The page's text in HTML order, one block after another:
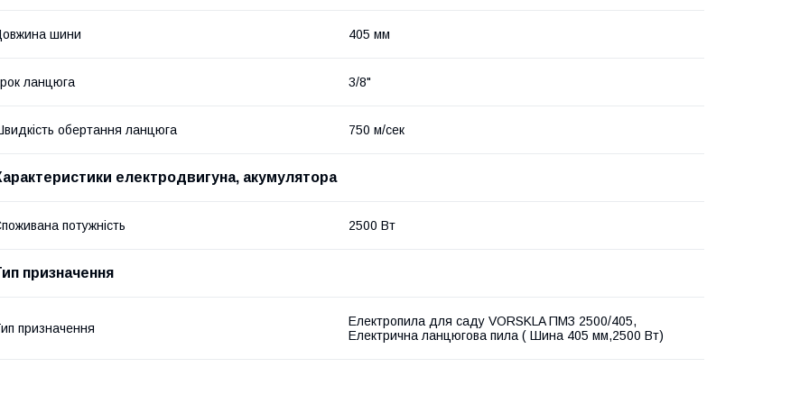
шини 405 мм
ланцюга 3/8"
обертання ланцюга 750 м/сек
електродвигуна, акумулятора
потужність 2500 Вт
призначення
призначення
Електропила для саду VORSKLA ПМЗ 2500/405,
Електрична ланцюгова пила ( Шина 405 мм,2500 Вт)